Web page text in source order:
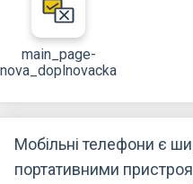
main_page-
nova_doplnovacka
Мобільні телефони є
портативними